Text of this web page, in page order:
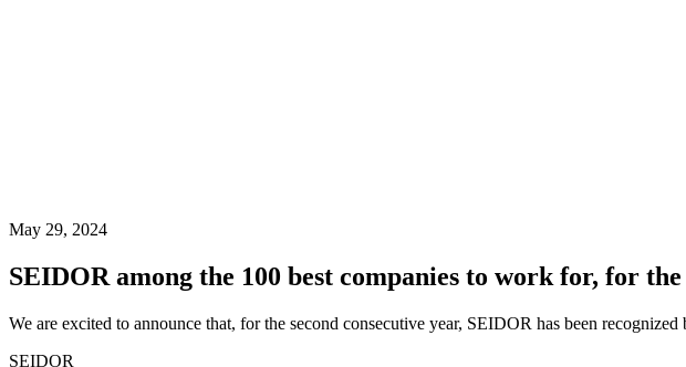
May 29, 2024
SEIDOR among the 100 best companies to work for, for
We are excited to announce that, for the second consecutive year, SEIDOR has been
SEIDOR